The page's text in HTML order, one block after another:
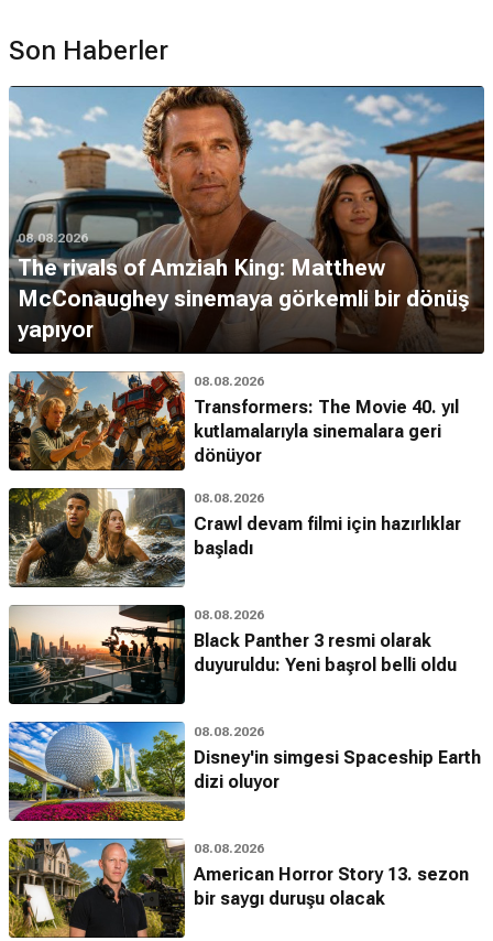
Son Haberler
08.08.2026
The rivals of Amziah King: Matthew
McConaughey sinemaya görkemli bir dönüş
yapıyor
08.08.2026
Transformers: The Movie 40. yıl
kutlamalarıyla sinemalara geri
dönüyor
08.08.2026
Crawl devam filmi için hazırlıklar
başladı
08.08.2026
Black Panther 3 resmi olarak
duyuruldu: Yeni başrol belli oldu
08.08.2026
Disney'in simgesi Spaceship Earth
dizi oluyor
08.08.2026
American Horror Story 13. sezon
bir saygı duruşu olacak